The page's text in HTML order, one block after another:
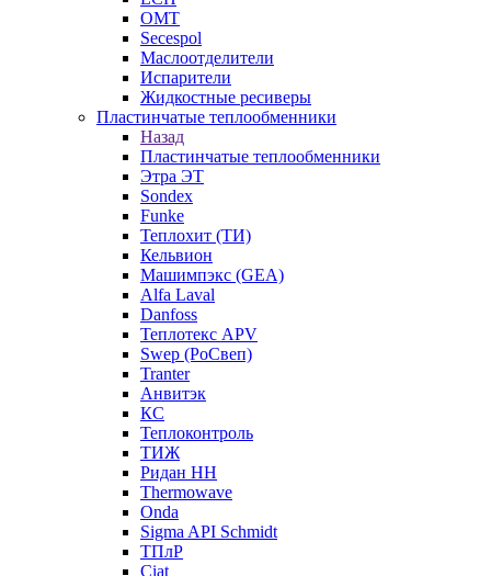
OMT
Secespol
Маслоотделители
Испарители
Жидкостные ресиверы
Пластинчатые теплообменники
Назад
Пластинчатые теплообменники
Этра ЭТ
Sondex
Funke
Теплохит (ТИ)
Кельвион
Машимпэкс (GEA)
Alfa Laval
Danfoss
Теплотекс APV
Swep (РоСвеп)
Tranter
Анвитэк
КС
Теплоконтроль
ТИЖ
Ридан НН
Thermowave
Onda
Sigma API Schmidt
ТПлР
Ciat